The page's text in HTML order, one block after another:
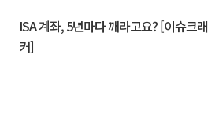
ISA 계좌, 5년마다 깨라고요? [이슈크래
커]